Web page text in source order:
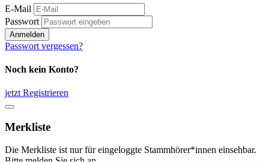
E-Mail
Passwort
Anmelden
Passwort vergessen?
Noch kein Konto?
jetzt Registrieren
Merkliste
Die Merkliste ist nur für eingeloggte Stammhörer*innen einsehbar.